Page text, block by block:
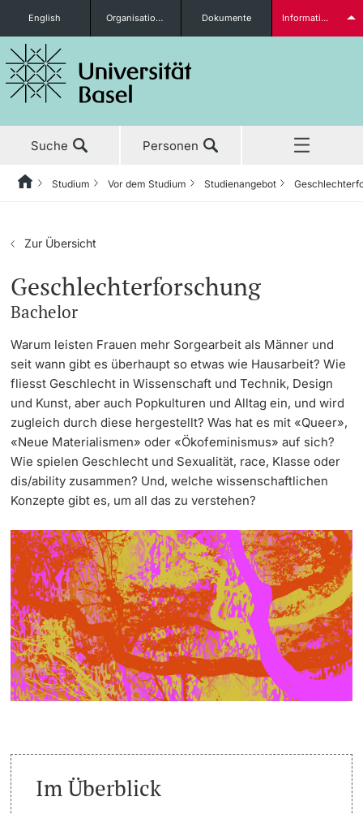
Studieninteressierte
weitere Informationen
Doktorierende
weitere Informationen
Fördernde & Alumni
weitere Informationen
Dozierende
English Organisationseinheiten Dokumente Informationen für...
Suche Personen
Aktuell
Studium
Studium
Vor dem Studium
Studienangebot
Anmeldung & Zulassung
Termine & Fristen
Informationen, Veranstaltungen & Schnuppern
Studienberatung
Fünf Gründe, in Basel zu studieren
Im Studium
Vorlesungsverzeichnis
Belegen
Forschung
Lehre
Weiterbildung
Universität
HomeZurückStudium Vor dem Studium Studienangebot
Zur Übersicht
Geschlechterforschung
Bachelor
Warum leisten Frauen mehr Sorgearbeit als Männer und
seit wann gibt es überhaupt so etwas wie Hausarbeit? Wie
fliesst Geschlecht in Wissenschaft und Technik, Design
und Kunst, aber auch Popkulturen und Alltag ein, und wird
zugleich durch diese hergestellt? Was hat es mit «Queer»,
«Neue Materialismen» oder «Ökofeminismus» auf sich?
Wie spielen Geschlecht und Sexualität, race, Klasse oder
dis/ability zusammen? Und, welche wissenschaftlichen
Konzepte gibt es, um all das zu verstehen?
Im Überblick